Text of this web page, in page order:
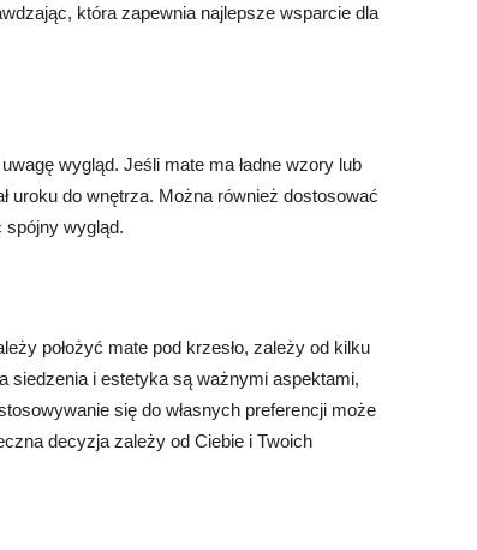
która zapewnia najlepsze wsparcie dla
wygląd. Jeśli mate ma ładne wzory lub
uroku do wnętrza. Można również dostosować
spójny wygląd.
położyć mate pod krzesło, zależy od kilku
siedzenia i estetyka są ważnymi aspektami,
się do własnych preferencji może
decyzja zależy od Ciebie i Twoich